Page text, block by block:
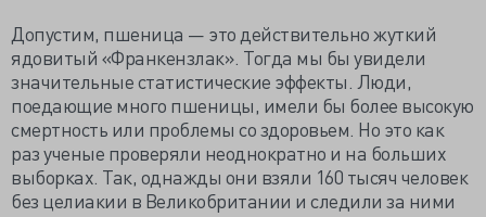
Допустим, пшеница — это действительно жуткий
ядовитый «Франкензлак». Тогда мы бы увидели
значительные статистические эффекты. Люди,
поедающие много пшеницы, имели бы более высокую
смертность или проблемы со здоровьем. Но это как
раз ученые проверяли неоднократно и на больших
выборках. Так, однажды они взяли 160 тысяч человек
без целиакии в Великобритании и следили за ними